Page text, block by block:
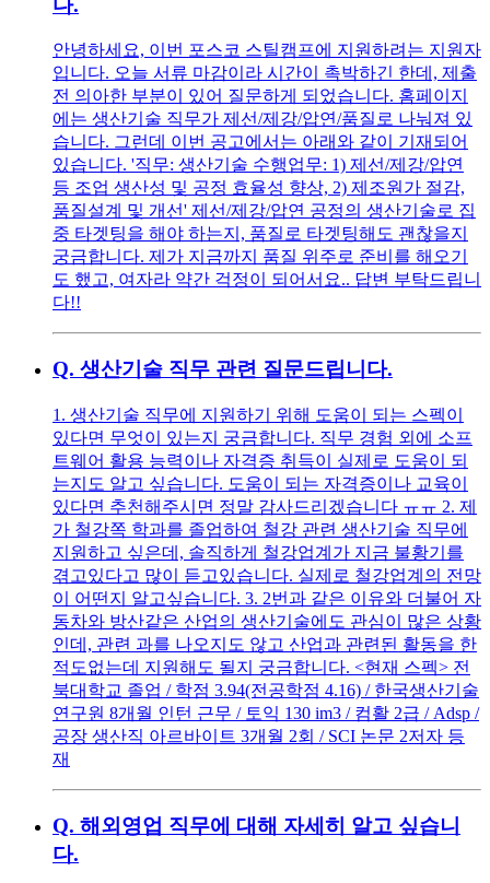
안녕하세요, 이번 포스코 스틸캠프에 지원하려는 지원자
입니다. 오늘 서류 마감이라 시간이 촉박하긴 한데, 제출
전 의아한 부분이 있어 질문하게 되었습니다. 홈페이지
에는 생산기술 직무가 제선/제강/압연/품질로 나눠져 있
습니다. 그런데 이번 공고에서는 아래와 같이 기재되어
있습니다. '직무: 생산기술 수행업무: 1) 제선/제강/압연
등 조업 생산성 및 공정 효율성 향상, 2) 제조원가 절감,
품질설계 및 개선' 제선/제강/압연 공정의 생산기술로 집
중 타겟팅을 해야 하는지, 품질로 타겟팅해도 괜찮을지
궁금합니다. 제가 지금까지 품질 위주로 준비를 해오기
도 했고, 여자라 약간 걱정이 되어서요.. 답변 부탁드립니
다!!
Q. 생산기술 직무 관련 질문드립니다.
1. 생산기술 직무에 지원하기 위해 도움이 되는 스펙이
있다면 무엇이 있는지 궁금합니다. 직무 경험 외에 소프
트웨어 활용 능력이나 자격증 취득이 실제로 도움이 되
는지도 알고 싶습니다. 도움이 되는 자격증이나 교육이
있다면 추천해주시면 정말 감사드리겠습니다 ㅠㅠ 2. 제
가 철강쪽 학과를 졸업하여 철강 관련 생산기술 직무에
지원하고 싶은데, 솔직하게 철강업계가 지금 불황기를
겪고있다고 많이 듣고있습니다. 실제로 철강업계의 전망
이 어떤지 알고싶습니다. 3. 2번과 같은 이유와 더불어 자
동차와 방산같은 산업의 생산기술에도 관심이 많은 상황
인데, 관련 과를 나오지도 않고 산업과 관련된 활동을 한
적도없는데 지원해도 될지 궁금합니다. <현재 스펙> 전
북대학교 졸업 / 학점 3.94(전공학점 4.16) / 한국생산기술
연구원 8개월 인턴 근무 / 토익 130 im3 / 컴활 2급 / Adsp /
공장 생산직 아르바이트 3개월 2회 / SCI 논문 2저자 등
재
Q. 해외영업 직무에 대해 자세히 알고 싶습니
다.